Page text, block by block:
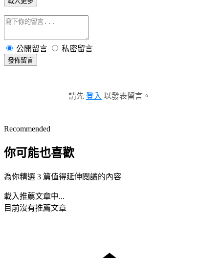
公開留言 私密留言
發佈留言
請先 登入 以發表留言。
Recommended
你可能也喜歡
為你精選 3 篇值得延伸閱讀的內容
載入推薦文章中...
目前沒有推薦文章